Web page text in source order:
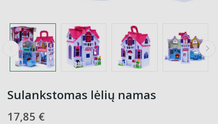
Sulankstomas lėlių namas
17,85 €